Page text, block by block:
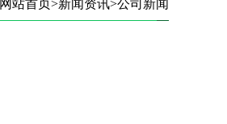
网站首页>新闻资讯>公司新闻